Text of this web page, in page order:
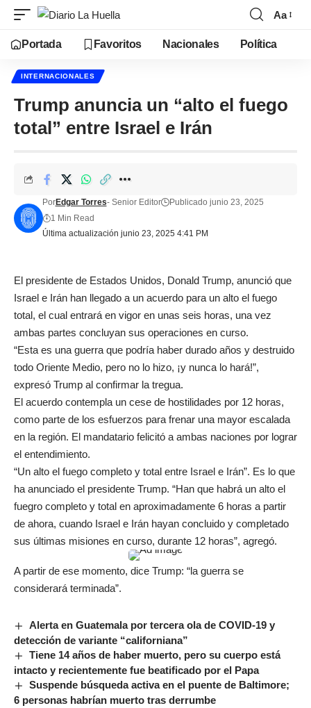
Aa
Portada Favoritos Nacionales Política
INTERNACIONALES
Trump anuncia un “alto el fuego
total” entre Israel e Irán
Última actualización junio 23, 2025 4:41 PM
PorEdgar Torres- Senior Editor
Publicado junio 23, 2025
1 Min Read
El presidente de Estados Unidos, Donald Trump, anunció que
Israel e Irán han llegado a un acuerdo para un alto el fuego
total, el cual entrará en vigor en unas seis horas, una vez
ambas partes concluyan sus operaciones en curso.
“Esta es una guerra que podría haber durado años y destruido
todo Oriente Medio, pero no lo hizo, ¡y nunca lo hará!”,
expresó Trump al confirmar la tregua.
El acuerdo contempla un cese de hostilidades por 12 horas,
como parte de los esfuerzos para frenar una mayor escalada
en la región. El mandatario felicitó a ambas naciones por lograr
el entendimiento.
“Un alto el fuego completo y total entre Israel e Irán”. Es lo que
ha anunciado el presidente Trump. “Han que habrá un alto el
fuegro completo y total en aproximadamente 6 horas a partir
de ahora, cuando Israel e Irán hayan concluido y completado
sus últimas misiones en curso, durante 12 horas”, agregó.
A partir de ese momento, dice Trump: “la guerra se
considerará terminada”.
Alerta en Guatemala por tercera ola de COVID-19 y
detección de variante “californiana”
Tiene 14 años de haber muerto, pero su cuerpo está
intacto y recientemente fue beatificado por el Papa
Suspende búsqueda activa en el puente de Baltimore;
6 personas habrían muerto tras derrumbe